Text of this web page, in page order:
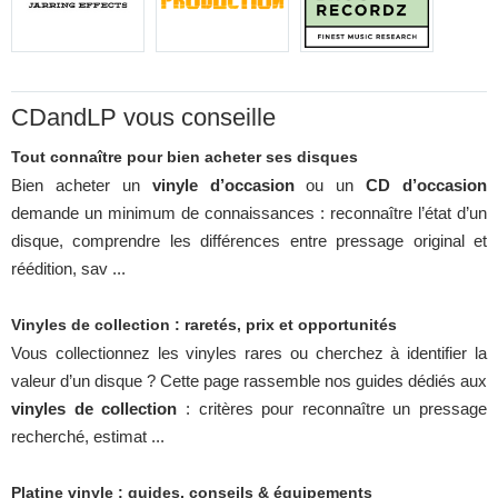
Antonio Clares,
Violin, Viola Et
(g259))
Kirchheimer
Concertos
Stefan Johannes
Morent
Sanguis Jesu
Christi: The
Worship Of Holy
CD
CDandLP vous conseille
Tout connaître pour bien acheter ses disques
Bien acheter un vinyle d’occasionou unCD d’occasion
demande un minimum de connaissances : reconnaître l’état d’un
disque, comprendre les différences entre pressage original et
réédition, sav ...
Vinyles de collection : raretés, prix et opportunités
Vous collectionnez les vinyles rares ou cherchez à identifier la
valeur d’un disque ? Cette page rassemble nos guides dédiés aux
vinyles de collection : critères pour reconnaître un pressage
recherché, estimat ...
Platine vinyle : guides, conseils & équipements